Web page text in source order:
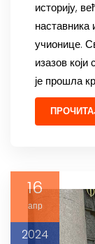
историју,
наставника
учионице.
изазов који
је прошла
16
апр
2024